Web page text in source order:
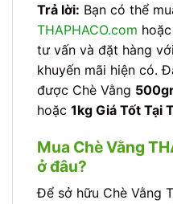
Trả lời: Bạn có thể
THAPHACO.com
tư vấn và đặt hàng
khuyến mãi hiện có.
được Chè Vằng
hoặc 1kg Giá Tốt Tại
Mua Chè Vằng
ở đâu?
Để sở hữu Chè Vằng